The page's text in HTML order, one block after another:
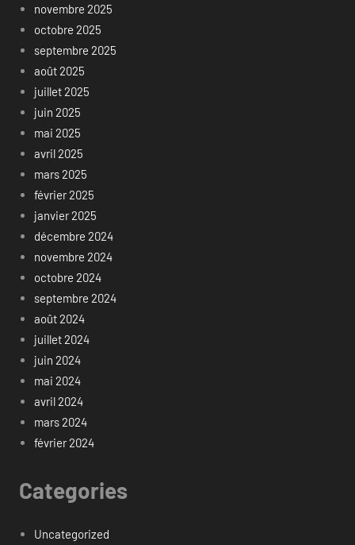
novembre 2025
octobre 2025
septembre 2025
août 2025
juillet 2025
juin 2025
mai 2025
avril 2025
mars 2025
février 2025
janvier 2025
décembre 2024
novembre 2024
octobre 2024
septembre 2024
août 2024
juillet 2024
juin 2024
mai 2024
avril 2024
mars 2024
février 2024
Categories
Uncategorized